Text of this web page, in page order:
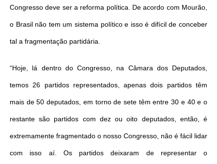
Congresso deve ser a reforma política. De acordo com Mourão,
o Brasil não tem um sistema político e isso é difícil de conceber
tal a fragmentação partidária.
“Hoje, lá dentro do Congresso, na Câmara dos Deputados,
temos 26 partidos representados, apenas dois partidos têm
mais de 50 deputados, em torno de sete têm entre 30 e 40 e o
restante são partidos com dez ou oito deputados, então, é
extremamente fragmentado o nosso Congresso, não é fácil lidar
com isso aí. Os partidos deixaram de representar o